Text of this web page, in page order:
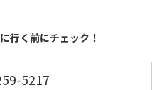
行く前にチェック！
5217